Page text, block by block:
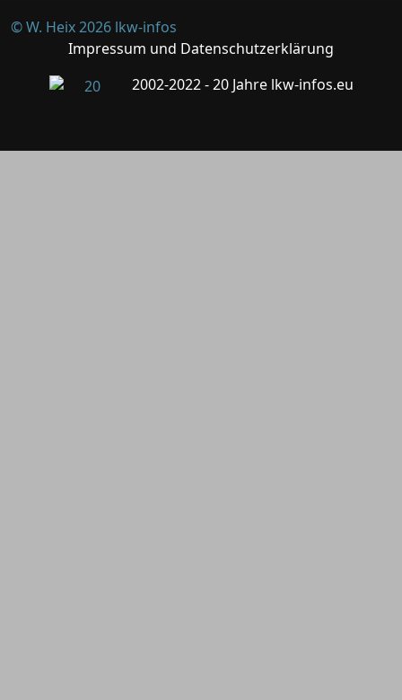
© W. Heix 2026 lkw-infos
Impressum und Datenschutzerklärung
2002-2022 - 20 Jahre lkw-infos.eu